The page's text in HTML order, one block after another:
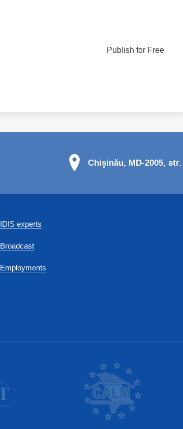
Publish for Free
Chişinău, MD-2005,
IDIS experts
Broadcast
Employments